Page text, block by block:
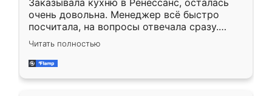
Заказывала кухню в Ренессанс, осталась
очень довольна. Менеджер всё быстро
посчитала, на вопросы отвечала сразу.
Замерщик приехал в субботу, подошёл к
делу со всей ответственностью. Собрали
за день, ребята работали аккуратно, даже
Читать полностью